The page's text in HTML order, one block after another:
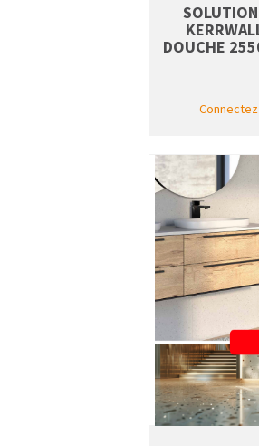
DOUCHE